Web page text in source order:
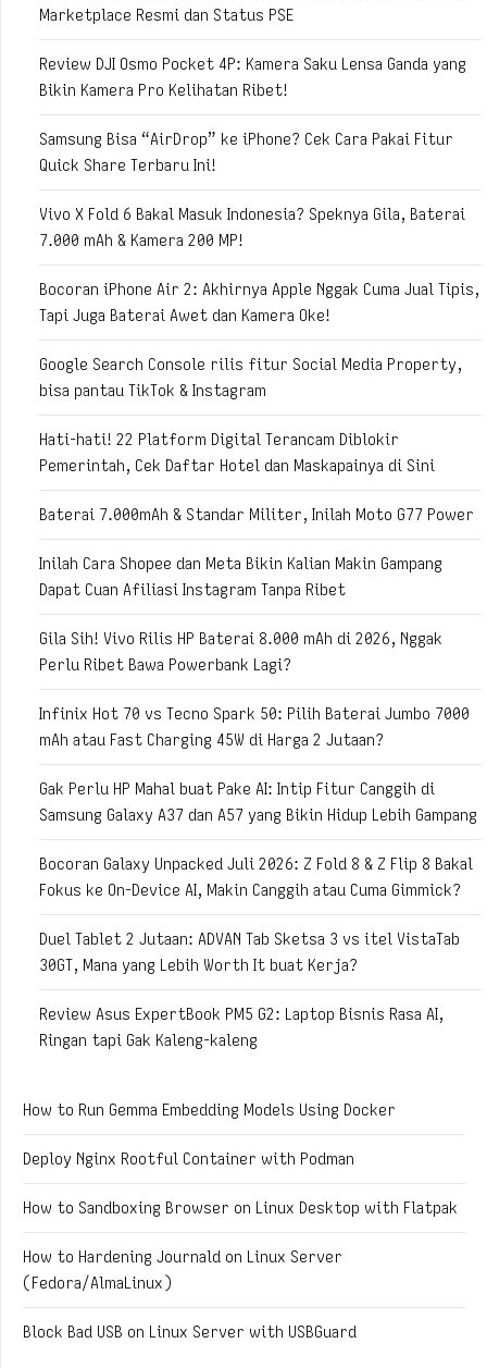
Marketplace Resmi dan Status PSE
Review DJI Osmo Pocket 4P: Kamera Saku Lensa Ganda yang
Bikin Kamera Pro Kelihatan Ribet!
Samsung Bisa “AirDrop” ke iPhone? Cek Cara Pakai Fitur
Quick Share Terbaru Ini!
Vivo X Fold 6 Bakal Masuk Indonesia? Speknya Gila, Baterai
7.000 mAh & Kamera 200 MP!
Bocoran iPhone Air 2: Akhirnya Apple Nggak Cuma Jual Tipis,
Tapi Juga Baterai Awet dan Kamera Oke!
Google Search Console rilis fitur Social Media Property,
bisa pantau TikTok & Instagram
Hati-hati! 22 Platform Digital Terancam Diblokir
Pemerintah, Cek Daftar Hotel dan Maskapainya di Sini
Baterai 7.000mAh & Standar Militer, Inilah Moto G77 Power
Inilah Cara Shopee dan Meta Bikin Kalian Makin Gampang
Dapat Cuan Afiliasi Instagram Tanpa Ribet
Gila Sih! Vivo Rilis HP Baterai 8.000 mAh di 2026, Nggak
Perlu Ribet Bawa Powerbank Lagi?
Infinix Hot 70 vs Tecno Spark 50: Pilih Baterai Jumbo 7000
mAh atau Fast Charging 45W di Harga 2 Jutaan?
Gak Perlu HP Mahal buat Pake AI: Intip Fitur Canggih di
Samsung Galaxy A37 dan A57 yang Bikin Hidup Lebih Gampang
Bocoran Galaxy Unpacked Juli 2026: Z Fold 8 & Z Flip 8 Bakal
Fokus ke On-Device AI, Makin Canggih atau Cuma Gimmick?
Duel Tablet 2 Jutaan: ADVAN Tab Sketsa 3 vs itel VistaTab
30GT, Mana yang Lebih Worth It buat Kerja?
Review Asus ExpertBook PM5 G2: Laptop Bisnis Rasa AI,
Ringan tapi Gak Kaleng-kaleng
How to Run Gemma Embedding Models Using Docker
Deploy Nginx Rootful Container with Podman
How to Sandboxing Browser on Linux Desktop with Flatpak
How to Hardening Journald on Linux Server
(Fedora/AlmaLinux)
Block Bad USB on Linux Server with USBGuard